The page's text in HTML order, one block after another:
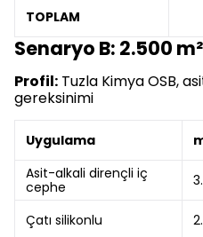
TOPLAM
Senaryo B: 2.500
Profil: Tuzla Kimya OSB,
gereksinimi
Uygulama
Asit-alkali dirençli iç
cephe
Çatı silikonlu